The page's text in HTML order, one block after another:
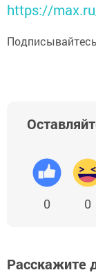
https://
0 0
Расскажите